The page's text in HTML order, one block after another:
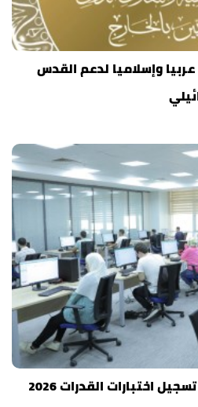
وإسلاميا لدعم القدس
التعليم العالي: غلق باب تسجيل اختبارات القدرات 2026